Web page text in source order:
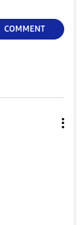
COMMENT